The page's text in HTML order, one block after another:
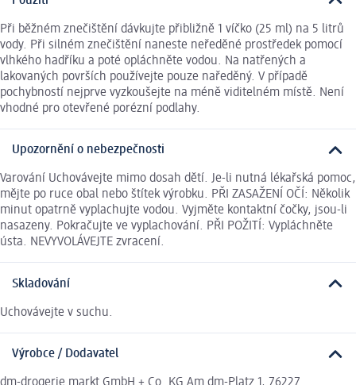
Při běžném znečištění dávkujte přibližně 1 víčko (25 ml) na 5 litrů
vody. Při silném znečištění naneste neředěné prostředek pomocí
vlhkého hadříku a poté opláchněte vodou. Na natřených a
lakovaných površích používejte pouze naředěný. V případě
pochybností nejprve vyzkoušejte na méně viditelném místě. Není
vhodné pro otevřené porézní podlahy.
Upozornění o nebezpečnosti
Varování Uchovávejte mimo dosah dětí. Je-li nutná lékařská pomoc,
mějte po ruce obal nebo štítek výrobku. PŘI ZASAŽENÍ OČÍ: Několik
minut opatrně vyplachujte vodou. Vyjměte kontaktní čočky, jsou-li
nasazeny. Pokračujte ve vyplachování. PŘI POŽITÍ: Vypláchněte
ústa. NEVYVOLÁVEJTE zvracení.
Skladování
Uchovávejte v suchu.
Výrobce / Dodavatel